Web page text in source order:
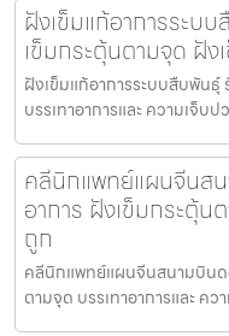
ฝังเข็มแก้อาการระบ
เข็มกระตุ้นตามจุด ฝั
ฝังเข็มแก้อาการระบบสืบพันธุ์
บรรเทาอาการและ ความเจ็บ
คลีนิกแพทย์แผนจีนส
อาการ ฝังเข็มกระตุ้น
ถูก
คลีนิกแพทย์แผนจีนสนามบินด
ตามจุด บรรเทาอาการและ ค